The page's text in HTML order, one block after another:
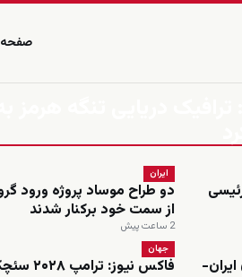
دریایی تنگه هرمز به
ایران
دو طراح موساد پروژه ورود
از سمت خود برکنار شدند
2 ساعت پیش
ایران-
جهان
فاکس